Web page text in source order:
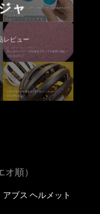
ャ
レビュー
順）
アブス ヘルメット